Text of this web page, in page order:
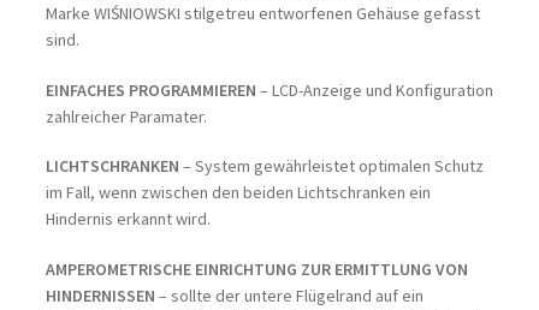
Marke WIŚNIOWSKI stilgetreu entworfenen Gehäuse gefasst
sind.
EINFACHES PROGRAMMIEREN – LCD-Anzeige und Konfiguration
zahlreicher Paramater.
LICHTSCHRANKEN – System gewährleistet optimalen Schutz
im Fall, wenn zwischen den beiden Lichtschranken ein
Hindernis erkannt wird.
AMPEROMETRISCHE EINRICHTUNG ZUR ERMITTLUNG VON
HINDERNISSEN – sollte der untere Flügelrand auf ein